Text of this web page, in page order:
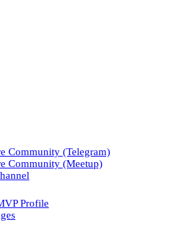
Community (Telegram)
Community (Meetup)
Profile